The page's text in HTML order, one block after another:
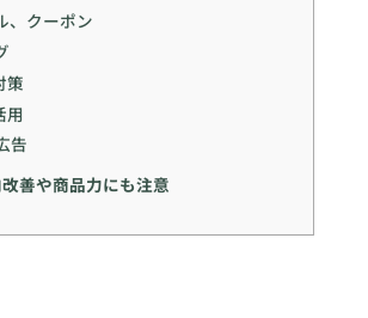
、クーポン
策
用
告
善や商品力にも注意